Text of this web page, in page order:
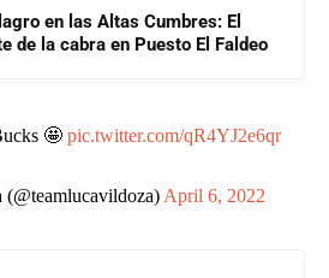
en las Altas Cumbres: El
de la cabra en Puesto El Faldeo
🤩pic.twitter.com/qR4YJ2e6qr
April 6, 2022